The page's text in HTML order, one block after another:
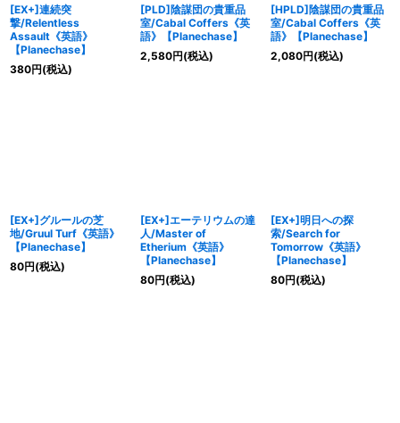
[EX+]連続突
撃/Relentless
Assault《英語》
【Planechase】
380円(税込)
[PLD]陰謀団の貴重品
室/Cabal Coffers《英
語》【Planechase】
2,580円(税込)
[HPLD]陰謀団の貴重品
室/Cabal Coffers《英
語》【Planechase】
2,080円(税込)
[EX+]グルールの芝
地/Gruul Turf《英語》
【Planechase】
80円(税込)
[EX+]エーテリウムの達
人/Master of
Etherium《英語》
【Planechase】
80円(税込)
[EX+]明日への探
索/Search for
Tomorrow《英語》
【Planechase】
80円(税込)